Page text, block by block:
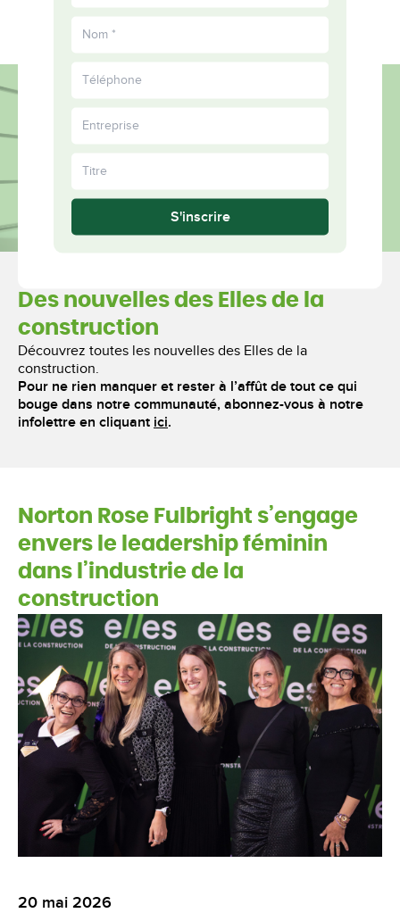
S'inscrire
Plus informés
ensemble
Des nouvelles des Elles de la
construction
Découvrez toutes les nouvelles des Elles de la
construction.
Pour ne rien manquer et rester à l’affût de tout ce qui
bouge dans notre communauté, abonnez-vous à notre
infolettre en cliquant ici.
Norton Rose Fulbright s’engage
envers le leadership féminin
dans l’industrie de la
construction
20 mai 2026